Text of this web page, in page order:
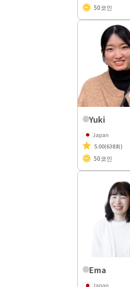
50코인
Yuki
Japan
5.00(638회)
50코인
Ema
Japan